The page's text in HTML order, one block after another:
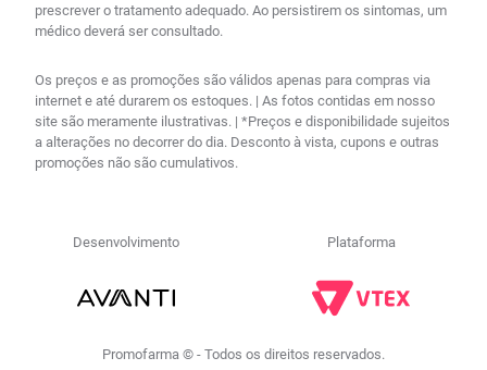
prescrever o tratamento adequado. Ao persistirem os sintomas, um
médico deverá ser consultado.
Os preços e as promoções são válidos apenas para compras via
internet e até durarem os estoques. | As fotos contidas em nosso
site são meramente ilustrativas. | *Preços e disponibilidade sujeitos
a alterações no decorrer do dia. Desconto à vista, cupons e outras
promoções não são cumulativos.
Desenvolvimento Plataforma
Promofarma © - Todos os direitos reservados.